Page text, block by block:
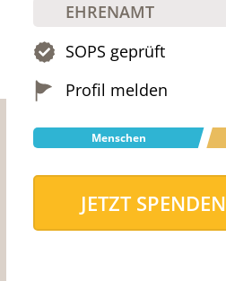
EHRENAMT
SOPS geprüft
Profil melden
Menschen
JETZT SPENDEN